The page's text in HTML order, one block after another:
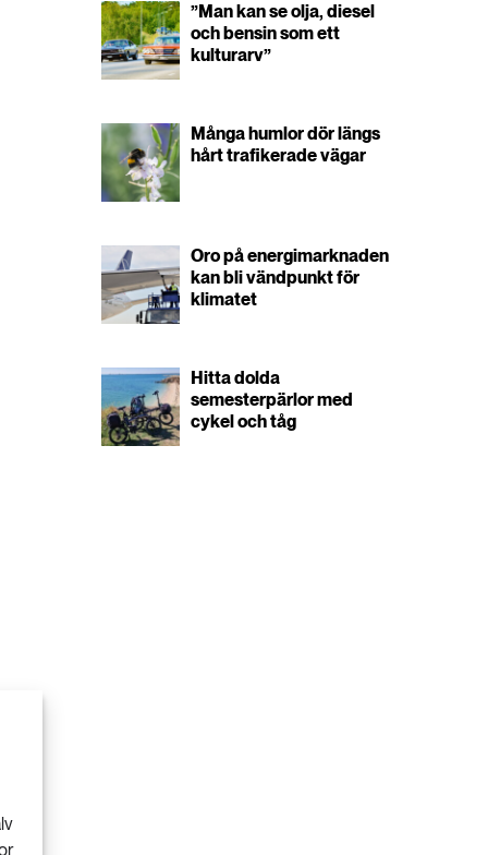
”Man kan se olja, diesel
och bensin som ett
kulturarv”
Många humlor dör längs
hårt trafikerade vägar
Oro på energimarknaden
kan bli vändpunkt för
klimatet
Hitta dolda
semesterpärlor med
cykel och tåg